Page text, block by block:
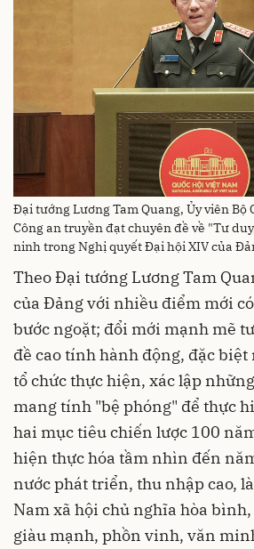
Đại tướng Lương Tam Quang, Ủy viên Bộ
Công an truyền đạt chuyên đề về "Tư
ninh trong Nghị quyết Đại hội XIV của
Theo Đại tướng Lương Tam
của Đảng với nhiều điểm mới
bước ngoặt; đổi mới mạnh mẽ
đề cao tính hành động, đặc
tổ chức thực hiện, xác lập
mang tính "bệ phóng" để thực
hai mục tiêu chiến lược 100
hiện thực hóa tầm nhìn đến
nước phát triển, thu nhập cao,
Nam xã hội chủ nghĩa hòa
giàu mạnh, phồn vinh, văn